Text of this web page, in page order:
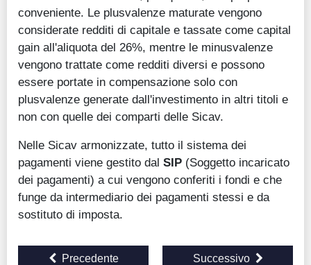
conveniente. Le plusvalenze maturate vengono
considerate redditi di capitale e tassate come capital
gain all'aliquota del 26%, mentre le minusvalenze
vengono trattate come redditi diversi e possono
essere portate in compensazione solo con
plusvalenze generate dall'investimento in altri titoli e
non con quelle dei comparti delle Sicav.
Nelle Sicav armonizzate, tutto il sistema dei
pagamenti viene gestito dal SIP (Soggetto incaricato
dei pagamenti) a cui vengono conferiti i fondi e che
funge da intermediario dei pagamenti stessi e da
sostituto di imposta.
Precedente Successivo